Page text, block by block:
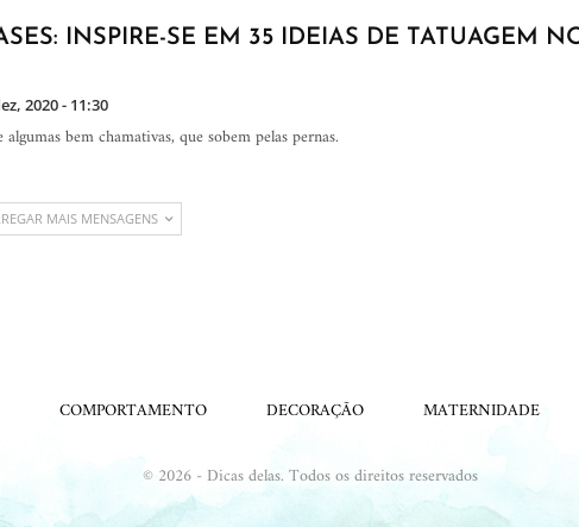
INSPIRE-SE EM 35 IDEIAS DE TATUAGEM
2020 - 11:30
bem chamativas, que sobem pelas pernas.
MAIS MENSAGENS
COMPORTAMENTO DECORAÇÃO MATERNIDADE
© 2026 - Dicas delas. Todos os direitos reservados